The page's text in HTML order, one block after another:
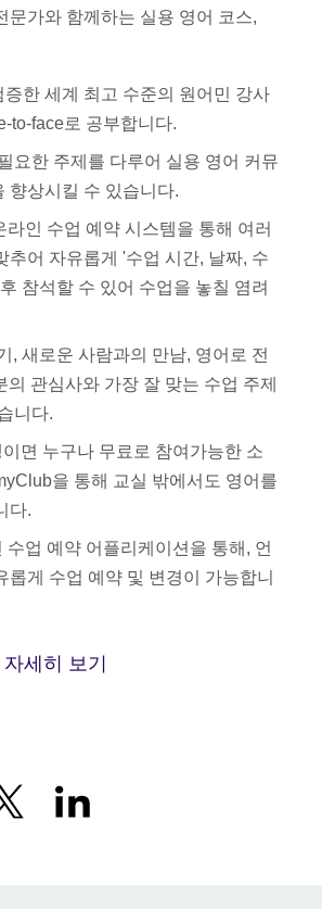
문가와 함께하는 실용 영어 코스,
한 세계 최고 수준의 원어민 강사
to-face로 공부합니다.
요한 주제를 다루어 실용 영어 커뮤
향상시킬 수 있습니다.
라인 수업 예약 시스템을 통해 여러
추어 자유롭게 '수업 시간, 날짜, 수
참석할 수 있어 수업을 놓칠 염려
, 새로운 사람과의 만남, 영어로 전
의 관심사와 가장 잘 맞는 수업 주제
니다.
면 누구나 무료로 참여가능한 소
을 통해 교실 밖에서도 영어를
다.
수업 예약 어플리케이션을 통해, 언
롭게 수업 예약 및 변경이 가능합니
세히 보기